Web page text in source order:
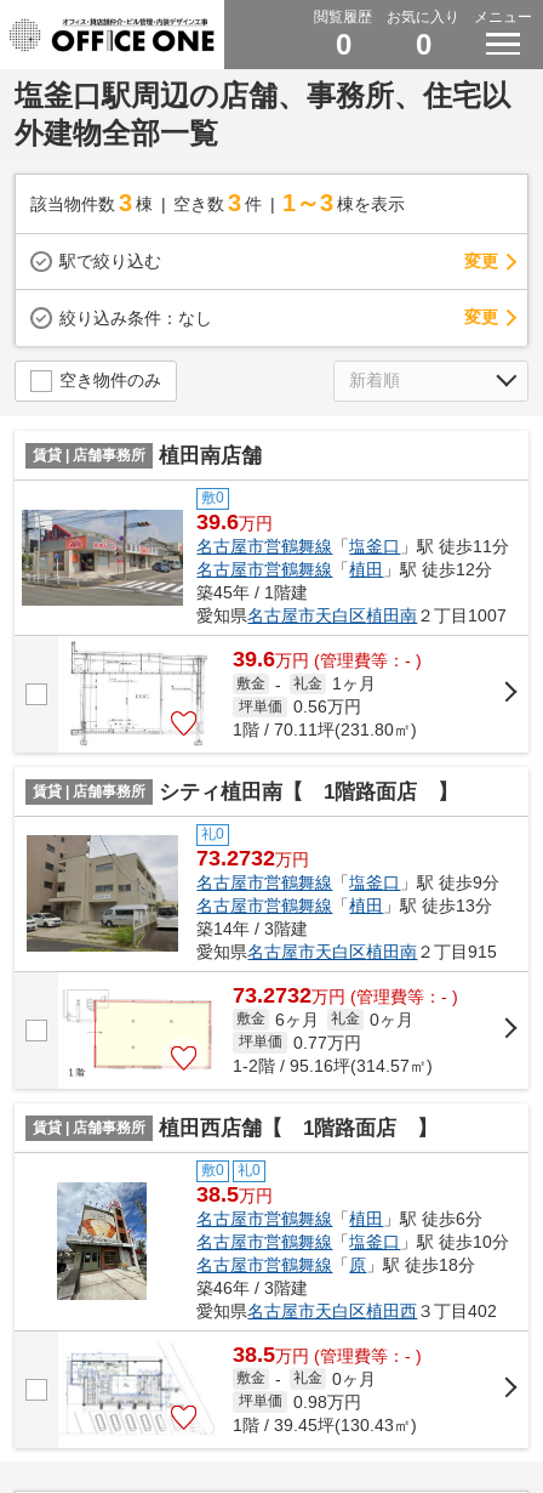
閲覧履歴
0
お気に入り
0
メニュー
塩釜口駅周辺の店舗、事務所、住宅以
外建物全部一覧
該当物件数 3棟 空き数 3 件 1～3 棟を表示
駅で絞り込む 変更
絞り込み条件： なし 変更
空き物件のみ
賃貸 | 店舗事務所 植田南店舗
敷0
39.6万円
名古屋市営鶴舞線 「塩釜口 」駅 徒歩11分
名古屋市営鶴舞線 「植田 」駅 徒歩12分
築45年 / 1階建
愛知県名古屋市天白区植田南２丁目1007
39.6万円 (管理費等：- )
敷金 - 礼金 1ヶ月
坪単価 0.56万円
1階 / 70.11坪(231.80㎡)
賃貸 | 店舗事務所 シティ植田南【 1階路面店 】
礼0
73.2732万円
名古屋市営鶴舞線 「塩釜口 」駅 徒歩9分
名古屋市営鶴舞線 「植田 」駅 徒歩13分
築14年 / 3階建
愛知県名古屋市天白区植田南２丁目915
73.2732万円 (管理費等：- )
敷金 6ヶ月 礼金 0ヶ月
坪単価 0.77万円
1-2階 / 95.16坪(314.57㎡)
賃貸 | 店舗事務所 植田西店舗【 1階路面店 】
敷0 礼0
38.5万円
名古屋市営鶴舞線 「植田 」駅 徒歩6分
名古屋市営鶴舞線 「塩釜口 」駅 徒歩10分
名古屋市営鶴舞線 「原 」駅 徒歩18分
築46年 / 3階建
愛知県名古屋市天白区植田西３丁目402
38.5万円 (管理費等：- )
敷金 - 礼金 0ヶ月
坪単価 0.98万円
1階 / 39.45坪(130.43㎡)